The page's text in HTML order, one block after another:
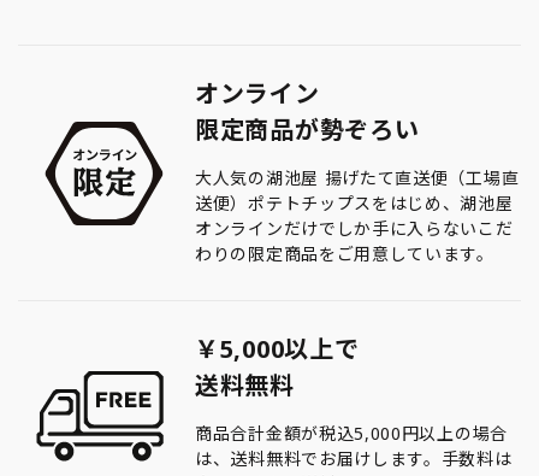
オンライン
限定商品が勢ぞろい
大人気の湖池屋 揚げたて直送便（工場直
送便）ポテトチップスをはじめ、湖池屋
オンラインだけでしか手に入らないこだ
わりの限定商品をご用意しています。
￥5,000以上で
送料無料
商品合計金額が税込5,000円以上の場合
は、送料無料でお届けします。手数料は